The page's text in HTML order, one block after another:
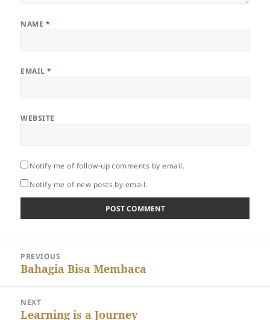
NAME *
EMAIL*
WEBSITE
Notify me of follow-up comments by email.
Notify me of new posts by email.
navigation
PREVIOUS
Previous
Bahagia Bisa Membaca
NEXT
Next
Learning is a Journey